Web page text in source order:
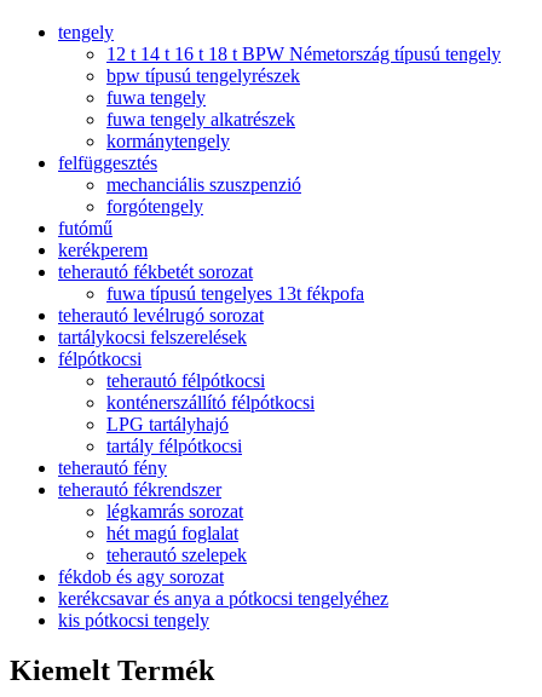
tengely
12 t 14 t 16 t 18 t BPW Németország típusú tengely
bpw típusú tengelyrészek
fuwa tengely
fuwa tengely alkatrészek
kormánytengely
felfüggesztés
mechanciális szuszpenzió
forgótengely
futómű
kerékperem
teherautó fékbetét sorozat
fuwa típusú tengelyes 13t fékpofa
teherautó levélrugó sorozat
tartálykocsi felszerelések
félpótkocsi
teherautó félpótkocsi
konténerszállító félpótkocsi
LPG tartályhajó
tartály félpótkocsi
teherautó fény
teherautó fékrendszer
légkamrás sorozat
hét magú foglalat
teherautó szelepek
fékdob és agy sorozat
kerékcsavar és anya a pótkocsi tengelyéhez
kis pótkocsi tengely
Kiemelt Termék